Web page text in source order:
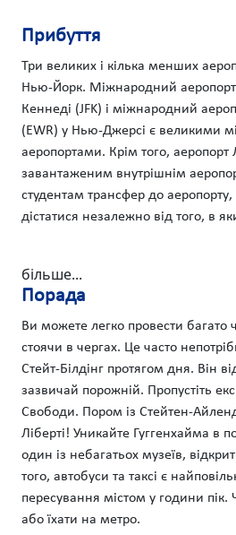
Прибуття
Три великих і кілька менших
Нью-Йорк. Міжнародний
Кеннеді (JFK) і міжнародний
(EWR) у Нью-Джерсі є великими
аеропортами. Крім того, аеропорт
завантаженим внутрішнім
студентам трансфер до
дістатися незалежно від того, в
більше...
Порада
Ви можете легко провести багато
стоячи в чергах. Це часто
Стейт-Білдінг протягом дня. Він
зазвичай порожній. Пропустіть
Свободи. Пором із Стейтен-
Ліберті! Уникайте Гуггенхайма в
один із небагатьох музеїв,
того, автобуси та таксі є
пересування містом у години пік.
або їхати на метро.